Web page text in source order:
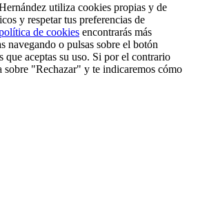
utiliza cookies propias y de
y respetar tus preferencias de
de cookies encontrarás más
navegando o pulsas sobre el botón
aceptas su uso. Si por el contrario
sobre "Rechazar" y te indicaremos cómo